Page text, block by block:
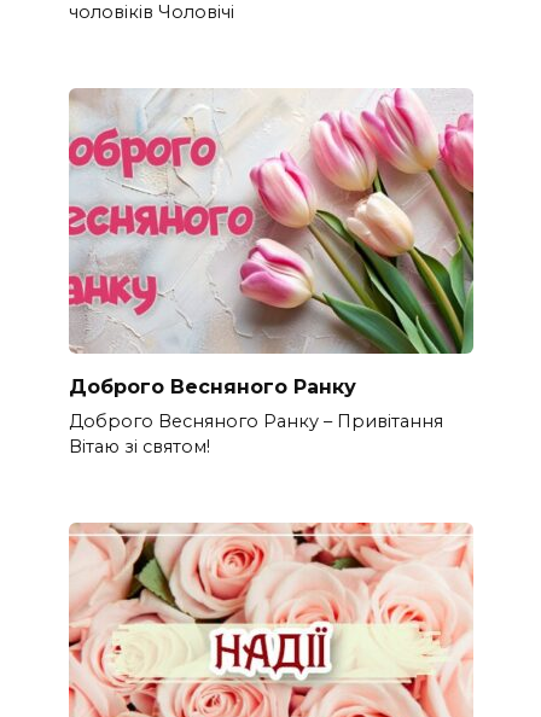
чоловіків​ Чоловічі
Доброго Весняного Ранку
Доброго Весняного Ранку – Привітання
Вітаю зі святом!